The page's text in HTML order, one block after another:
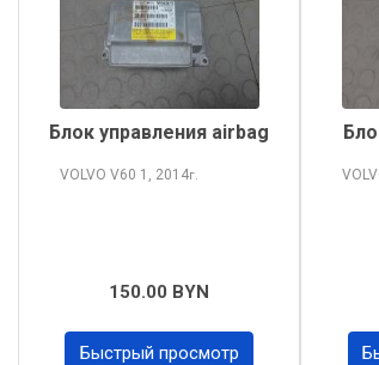
Блок управления airbag
VOLVO V60 1, 2014г.
150.00 BYN
Быстрый просмотр